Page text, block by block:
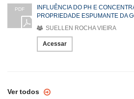
PDF
INFLUÊNCIA DO PH E
PROPRIEDADE ESPUMANTE DA
SUELLEN ROCHA VIEIRA
Acessar
Ver todos